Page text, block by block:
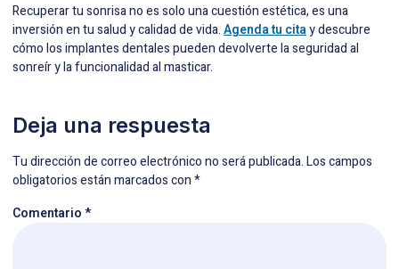
Recuperar tu sonrisa no es solo una cuestión estética, es una
inversión en tu salud y calidad de vida.Agenda tu citay descubre
cómo los implantes dentales pueden devolverte la seguridad al
sonreír y la funcionalidad al masticar.
Deja una respuesta
Tu dirección de correo electrónico no será publicada.Los campos
obligatorios están marcados con*
Comentario*